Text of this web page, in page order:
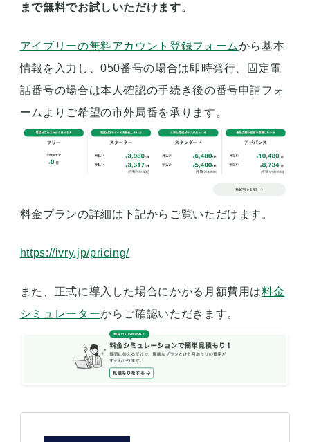
まで無料でお試しいただけます。
アイブリーの無料アカウント登録フォームから基本
情報を入力し、050番号の場合は即時発行、固定電
話番号の場合は本人確認の手続き後の番号申請フォ
ームよりご希望の市外局番を承ります。
料金プランの詳細は下記からご覧いただけます。
https://ivry.jp/pricing/
また、正式に導入した場合にかかる月額費用は料金
シミュレーターからご確認いただきます。